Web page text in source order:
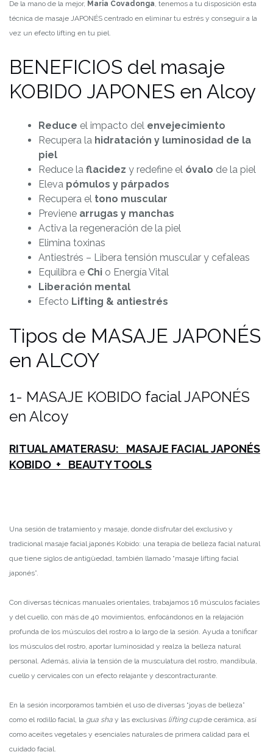
De la mano de la mejor, Maria Covadonga, tenemos a tu disposición esta
técnica de masaje JAPONÉS centrado en eliminar tu estrés y conseguir a la
vez un efecto lifting en tu piel.
BENEFICIOS del masaje
KOBIDO JAPONES en Alcoy
Reduce el impacto del envejecimiento
Recupera la hidratación y luminosidad de la
piel
Reduce la flacidez y redefine el óvalo de la piel
Eleva pómulos y párpados
Recupera el tono muscular
Previene arrugas y manchas
Activa la regeneración de la piel
Elimina toxinas
Antiestrés – Libera tensión muscular y cefaleas
Equilibra e Chi o Energía Vital
Liberación mental
Efecto Lifting & antiestrés
Tipos de MASAJE JAPONÉS
en ALCOY
1- MASAJE KOBIDO facial JAPONÉS
en Alcoy
RITUAL AMATERASU: MASAJE FACIAL JAPONÉS
KOBIDO + BEAUTY TOOLS
Una sesión de tratamiento y masaje, donde disfrutar del exclusivo y
tradicional masaje facial japonés Kobido: una terapia de belleza facial natural
que tiene siglos de antigüedad, también llamado “masaje lifting facial
japonés”.
Con diversas técnicas manuales orientales, trabajamos 16 músculos faciales
y del cuello, con más de 40 movimientos, enfocándonos en la relajación
profunda de los músculos del rostro a lo largo de la sesión. Ayuda a tonificar
los músculos del rostro, aportar luminosidad y realza la belleza natural
personal. Además, alivia la tensión de la musculatura del rostro, mandíbula,
cuello y cervicales con un efecto relajante y descontracturante.
En la sesión incorporamos también el uso de diversas “joyas de belleza”
como el rodillo facial, la gua sha y las exclusivas lifting cupde cerámica, así
como aceites vegetales y esenciales naturales de primera calidad para el
cuidado facial.